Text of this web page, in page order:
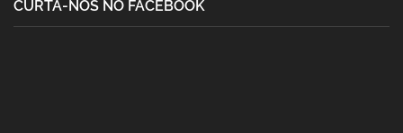
CURTA-NOS NO FACEBOOK